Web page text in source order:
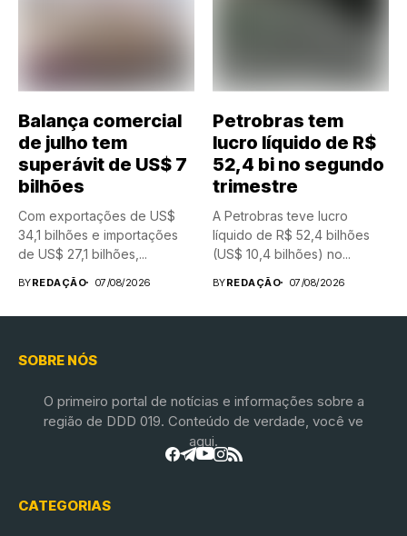
Balança comercial
de julho tem
superávit de US$ 7
bilhões
Com exportações de US$
34,1 bilhões e importações
de US$ 27,1 bilhões,...
BYREDAÇÃO 07/08/2026
Petrobras tem
lucro líquido de R$
52,4 bi no segundo
trimestre
A Petrobras teve lucro
líquido de R$ 52,4 bilhões
(US$ 10,4 bilhões) no...
BYREDAÇÃO 07/08/2026
SOBRE NÓS
O primeiro portal de notícias e informações sobre a
região de DDD 019. Conteúdo de verdade, você ve
aqui.
CATEGORIAS